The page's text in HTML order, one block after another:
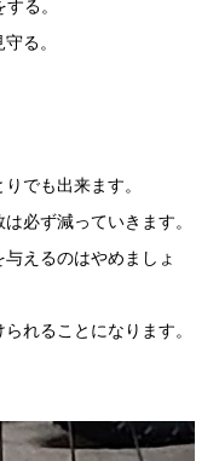
る。
る。
でも出来ます。
必ず減っていきます。
えるのはやめましょ
れることになります。